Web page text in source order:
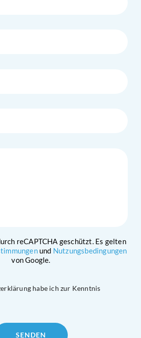
reCAPTCHA geschützt. Es gelten
und Nutzungsbedingungen
von Google.
habe ich zur Kenntnis